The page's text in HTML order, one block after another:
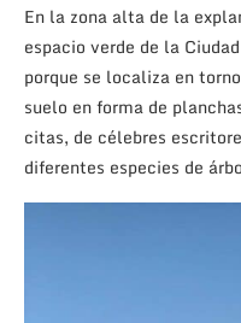
En la zona alta de la
espacio verde de la
porque se localiza en
suelo en forma de
citas, de célebres
diferentes especies de